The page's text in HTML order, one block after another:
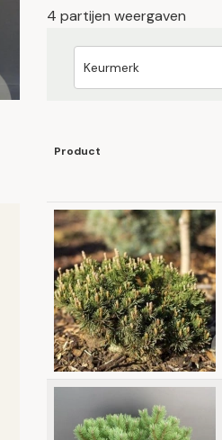
4 partijen weergaven
Product